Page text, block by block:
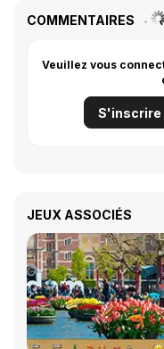
COMMENTAIRES
Veuillez vous
S'inscrire
JEUX ASSOCIÉS